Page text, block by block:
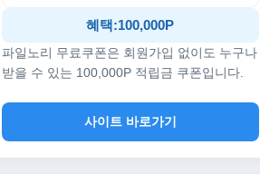
혜택:100,000P
파일노리 무료쿠폰은 회원가입 없이도 누구나
받을 수 있는 100,000P 적립금 쿠폰입니다.
사이트 바로가기